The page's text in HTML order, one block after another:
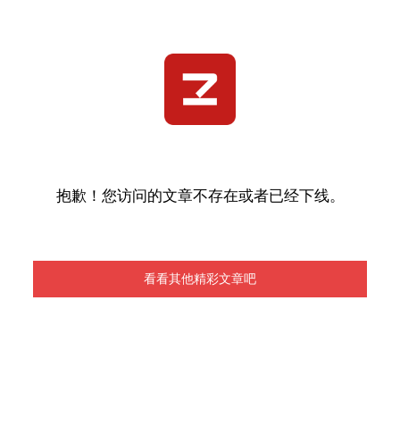
抱歉！您访问的文章不存在或者已经下线。
看看其他精彩文章吧